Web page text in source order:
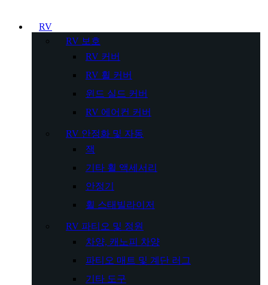
RV
RV 보호
RV 커버
RV 휠 커버
윈드 실드 커버
RV 에어컨 커버
RV 안정화 및 자동
잭
기타 휠 액세서리
안정기
휠 스태빌라이저
RV 파티오 및 정원
차양, 캐노피 차양
파티오 매트 및 계단 러그
기타 도구